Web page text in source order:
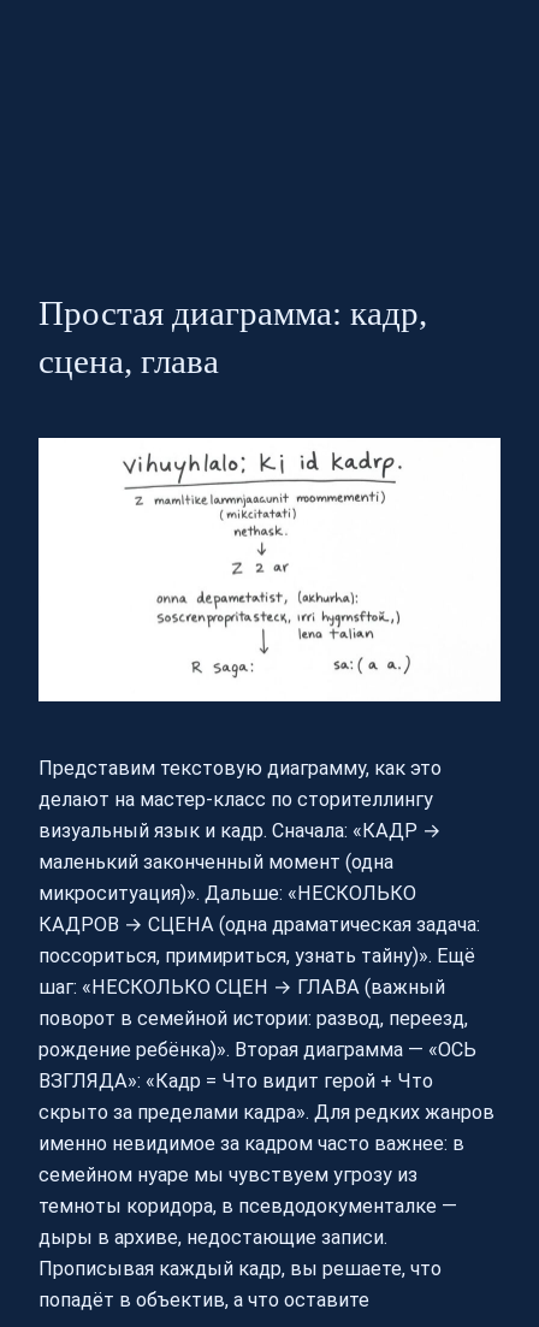
Простая диаграмма: кадр,
сцена, глава
Представим текстовую диаграмму, как это
делают на мастер‑класс по сторителлингу
визуальный язык и кадр. Сначала: «КАДР →
маленький законченный момент (одна
микроситуация)». Дальше: «НЕСКОЛЬКО
КАДРОВ → СЦЕНА (одна драматическая задача:
поссориться, примириться, узнать тайну)». Ещё
шаг: «НЕСКОЛЬКО СЦЕН → ГЛАВА (важный
поворот в семейной истории: развод, переезд,
рождение ребёнка)». Вторая диаграмма — «ОСЬ
ВЗГЛЯДА»: «Кадр = Что видит герой + Что
скрыто за пределами кадра». Для редких жанров
именно невидимое за кадром часто важнее: в
семейном нуаре мы чувствуем угрозу из
темноты коридора, в псевдодокументалке —
дыры в архиве, недостающие записи.
Прописывая каждый кадр, вы решаете, что
попадёт в объектив, а что оставите